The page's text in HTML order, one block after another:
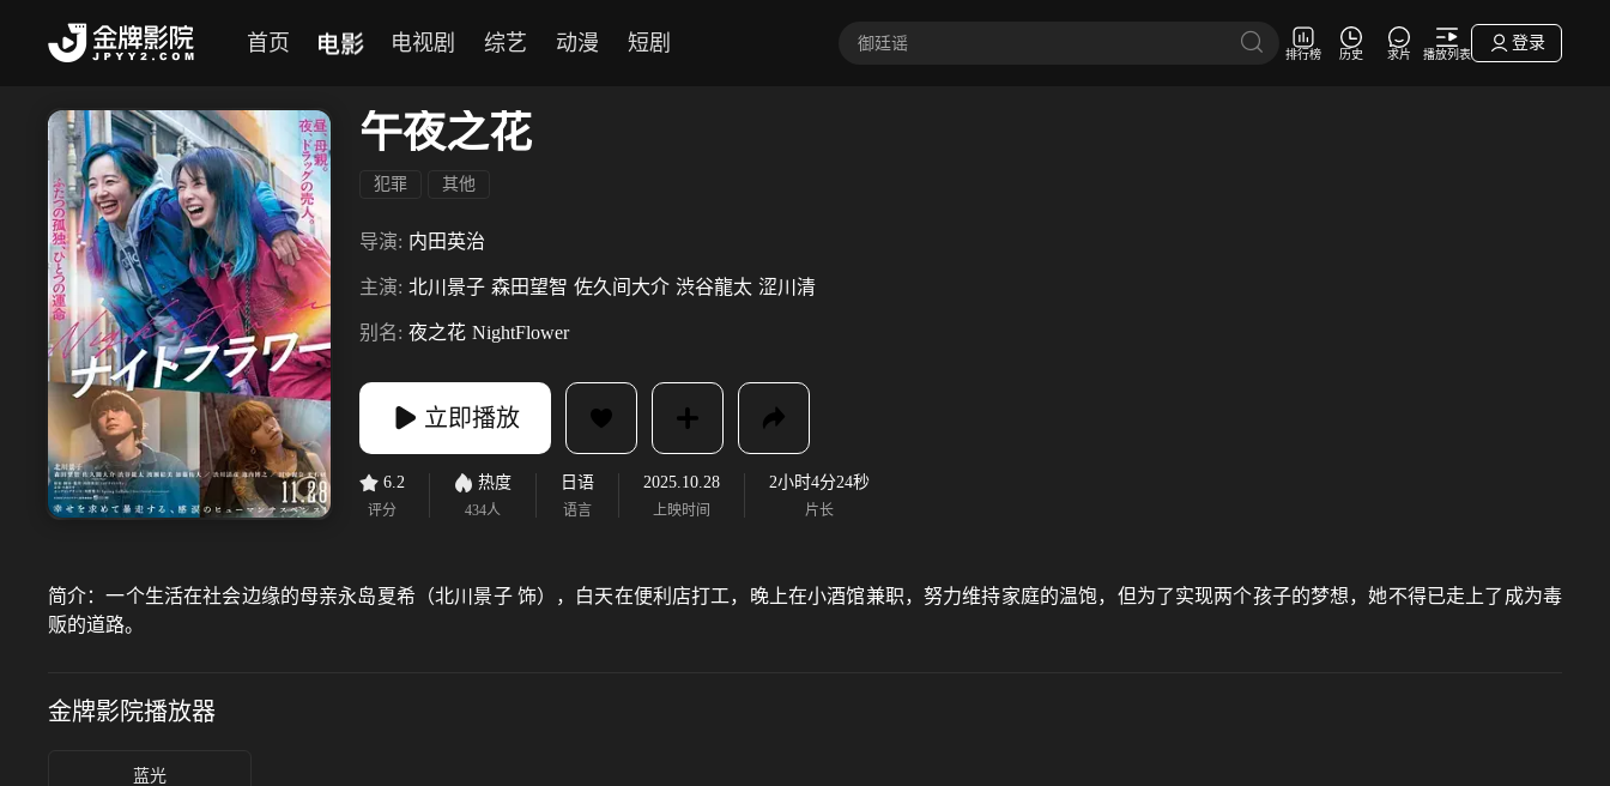
首页 电影 电视剧 综艺 动漫 短剧 排行榜 历史 求片 播放列表
登录
午夜之花
犯罪 其他
导演: 内田英治
主演: 北川景子 森田望智 佐久间大介 渋谷龍太 涩川清
别名: 夜之花 NightFlower
立即播放
6.2
评分
热度
434人
日语
语言
2025.10.28
上映时间
2小时4分24秒
片长
简介：一个生活在社会边缘的母亲永岛夏希（北川景子 饰），白天在便利店打工，晚上在小酒馆兼职，努力维持家庭的温饱，但为了实现两个孩子的梦想，她不得已走上了成为毒
贩的道路。
金牌影院播放器
蓝光